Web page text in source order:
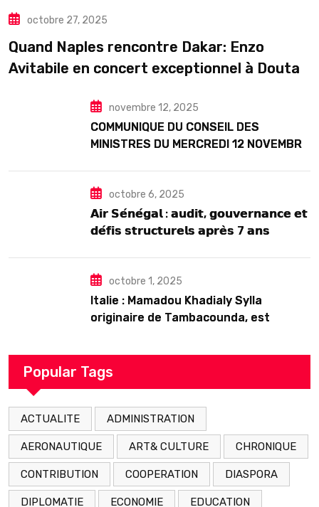
TOURISME
octobre 27, 2025
Quand Naples rencontre Dakar: Enzo
Avitabile en concert exceptionnel à Douta
novembre 12, 2025
COMMUNIQUE DU CONSEIL DES
MINISTRES DU MERCREDI 12 NOVEMBRE
octobre 6, 2025
𝗔𝗶𝗿 𝗦𝗲́𝗻𝗲́𝗴𝗮𝗹 : 𝗮𝘂𝗱𝗶𝘁, 𝗴𝗼𝘂𝘃𝗲𝗿𝗻𝗮𝗻𝗰𝗲 𝗲𝘁
𝗱𝗲́𝗳𝗶𝘀 𝘀𝘁𝗿𝘂𝗰𝘁𝘂𝗿𝗲𝗹𝘀 𝗮𝗽𝗿𝗲̀𝘀 7 𝗮𝗻𝘀
octobre 1, 2025
Italie : Mamadou Khadialy Sylla
originaire de Tambacounda, est
arrestation
Popular Tags
ACTUALITE ADMINISTRATION
AERONAUTIQUE ART& CULTURE CHRONIQUE
CONTRIBUTION COOPERATION DIASPORA
DIPLOMATIE ECONOMIE EDUCATION